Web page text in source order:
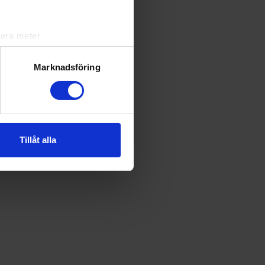
meter
. Du kan ändra
information från din enhet
kombinera informationen
Marknadsföring
Tillåt alla